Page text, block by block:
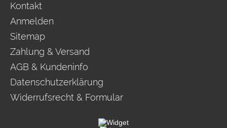
Kontakt
Anmelden
Sitemap
Zahlung & Versand
AGB & Kundeninfo
Datenschutzerklärung
Widerrufsrecht & Formular